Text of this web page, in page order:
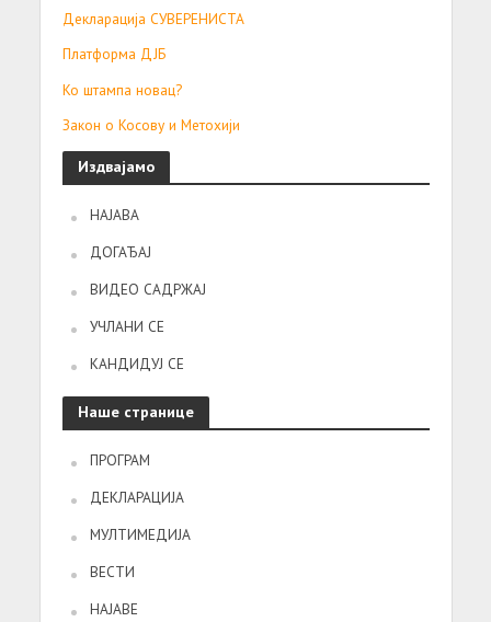
Декларација СУВЕРЕНИСТА
Платформа ДЈБ
Ко штампа новац?
Закон о Косову и Метохији
Издвајамо
НАЈАВА
ДОГАЂАЈ
ВИДЕО САДРЖАЈ
УЧЛАНИ СЕ
КАНДИДУЈ СЕ
Наше странице
ПРОГРАМ
ДЕКЛАРАЦИЈА
МУЛТИМЕДИЈА
ВЕСТИ
НАЈАВЕ